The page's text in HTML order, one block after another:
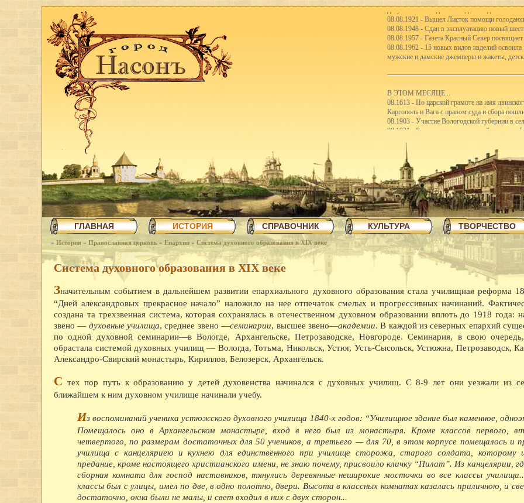
депутатов. Выходил еженедельно до 18
08.08.1921 - Вышел Листок помощи
08.08.1948 - Сдан в эксплуатацию новый
08.08.1957 - Газета Красный Север посвящает
08.08.1962 - 15 новых видов изделий освоила
мужские и дамские джемперы и жакеты,
В ЭТОМ МЕСЯЦЕ...
08.1613 - По царской грамоте на имя
Каргополь и Вага с правом суда и сбора
08.1903 - Участие Вологодской губернии в
08.1921 - Реорганизация школьной системы.
школ II ступени.
08.1923 - Вологодским губсоюзом
08.1926 - Сбор пожертвований семьям
08.1926 - Объявлен уездный конкурс на
08.1926 - Открытие полей ассенизации.
08.1935 - Инструментальный цех завода
отправляли в Ярославль.
08.1940 - В Чарозерский район выехала
первобытных людей.
08.1940 - По примеру ферганских
закончили строительство тракта Вологда-
08.1940 - Как сообщает газета Красный
пятиэтажный жилой дом на 57 квартир,
насосной станции.
08.1940 - На заводе Северный коммунар
марок лесовозов, и имеющего скорость 45
лесовоз в Советском Союзе.
08.1941 - В ответ на наглое нападение
обеспечили выполнение и перевыполнение
явился ВПВРЗ, которому присуждено
08.1941 - На Вологодском железнодорожном
Весь заработок перечислен в фонд обороны.
08.1945 - На ВПВРЗ начался выпуск товаров
ширпотреба на швейной фабрике 1 на
08.1945 - Коллектив пристани Вологда занял
премию в 10 тысяч рублей.
08.1954 - Гастрольные спектакли Калужского
08.1955 - Археологические раскопки в
08.1960 - Бригаде кузнецов ВПВРЗ,
08.1960 - В два с лишним раза выросла
обеспечении.
08.1962 - Центральный и областной дома
хоровое общество провели первый в стране
Владимирской, Ивановской, Ярославской,
приняли участие композиторы А.С.
Сергиевская и хормейстер Е.П. Леденев.
08.1962 - С большим успехом прошли
08.1965 - Вступила в строй АТС.
ГЛАВНАЯ ИСТОРИЯ СПРАВОЧНИК КУЛЬТУРА ТВОРЧЕСТВО
» История » Православная церковь » Епархии » Система духовного образования в XIX веке
Система духовного образования в XIX веке
Значительным событием в дальнейшем развитии епархиального духовного образования стала училищная реформа
“Дней александровых прекрасное начало” наложило на нее отпечаток смелых и прогрессивных начинаний.
создана та трехзвенная система, которая сохранялась в отечественном духовном образовании вплоть до 1918 года:
звено — духовные училища, среднее звено —семинарии, высшее звено—академии. В каждой из северных епархий
по одной духовной семинарии—в Вологде, Архангельске, Петрозаводске, Новгороде. Семинария, в свою
обрастала системой духовных училищ — Вологда, Тотьма, Никольск, Устюг, Усть-Сысольск, Устюжна, Петрозаводск,
Александро-Свирский монастырь, Кириллов, Белозерск, Архангельск.
С тех пор путь к образованию у детей духовенства начинался с духовных училищ. С 8-9 лет они уезжали из
ближайшем к ним духовном училище начинали учебу.
Из воспоминаний ученика устюжского духовного училища 1840-х годов: “Училищное здание был каменное,
Помещалось оно в Архангельском монастыре, вход в него был из монастыря. Кроме классов первого,
четвертого, по размерам достаточных для 50 учеников, а третьего — для 70, в этом корпусе помещалось и
училища с канцеляриею и кухнею для единственного при училище сторожа, старого солдата, которому
предание, кроме настоящего христианского имени, не знаю почему, присвоило кличку “Пилат”. Из канцелярии,
сборная комната для господ наставников, тянулись деревянные неширокие мосточки во все классы
классы был с улицы, имел по две, в одно полотно, двери. Высота в классных комнатах казалась приличною, и
достаточно, окна были не малы, и свет входил в них с двух сторон...